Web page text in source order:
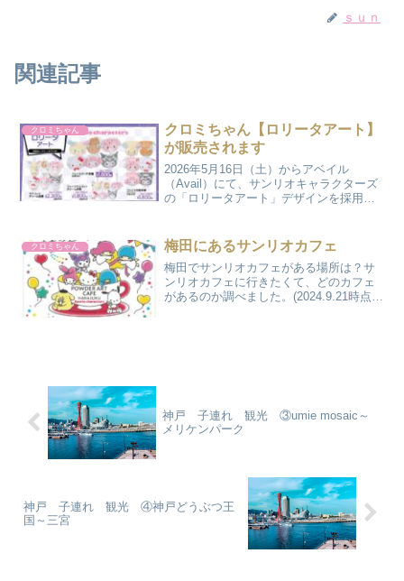
ｓｕｎ
関連記事
クロミちゃん
クロミちゃん【ロリータアート】
が販売されます
2026年5月16日（土）からアベイル
（Avail）にて、サンリオキャラクターズ
の「ロリータアート」デザインを採用し
きり甘くてキュートな限定シリーズで
す。🎀 新作「ロリー...
クロミちゃん 梅田にあるサンリオカフェ
梅田でサンリオカフェがある場所は？サ
ンリオカフェに行きたくて、どのカフェ
があるのか調べました。(2024.9.21時点で
神戸 子連れ 観光 ③umie mosaic～
メリケンパーク
神戸 子連れ 観光 ④神戸どうぶつ王
国～三宮